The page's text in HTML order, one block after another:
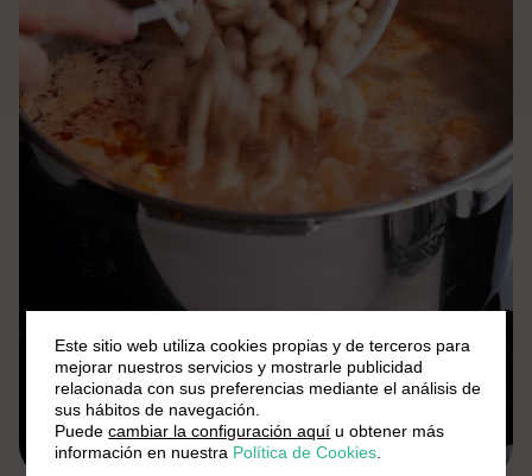
Este sitio web utiliza cookies propias y de terceros para
mejorar nuestros servicios y mostrarle publicidad
relacionada con sus preferencias mediante el análisis de
sus hábitos de navegación.
Puedecambiar la configuración aquí u obtener más
información en nuestra Política de Cookies